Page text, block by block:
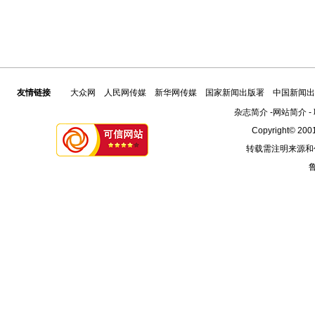
友情链接 大众网 人民网传媒 新华网传媒 国家新闻出版署
中国新闻
杂志简介-网站简介-
Copyright©
转载需注明来源